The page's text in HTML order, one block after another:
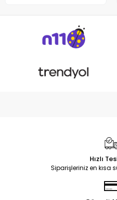
Hızlı
Siparişleriniz en kısa